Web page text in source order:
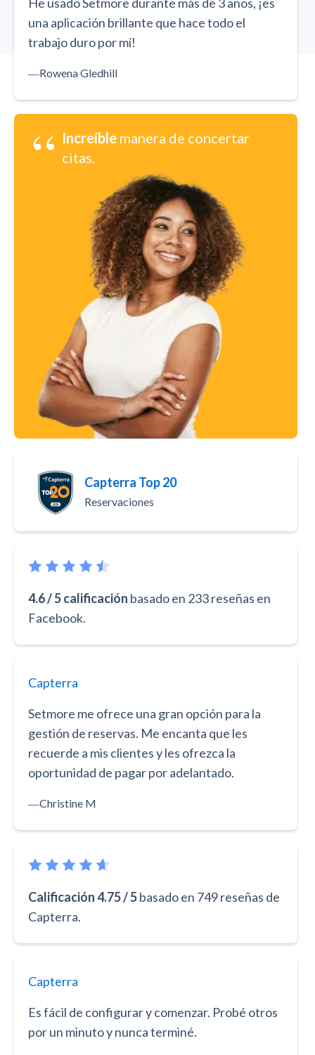
una aplicación brillante que hace todo el
trabajo duro por mí!
―Rowena Gledhill
“ Increíble manera de concertar
citas.
Capterra Top 20
Reservaciones
4.6 / 5 calificación basado en 233 reseñas en
Facebook.
Capterra
Setmore me ofrece una gran opción para la
gestión de reservas. Me encanta que les
recuerde a mis clientes y les ofrezca la
oportunidad de pagar por adelantado.
―Christine M
Calificación 4.75 / 5basado en 749 reseñas de
Capterra.
Capterra
Es fácil de configurar y comenzar. Probé otros
por un minuto y nunca terminé.